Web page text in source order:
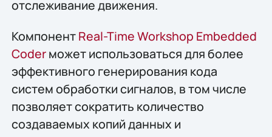
отслеживание движения.
КомпонентReal-Time Workshop Embedded
Coderможет использоваться для более
эффективного генерирования кода
систем обработки сигналов, в том числе
позволяет сократить количество
создаваемых копий данных и